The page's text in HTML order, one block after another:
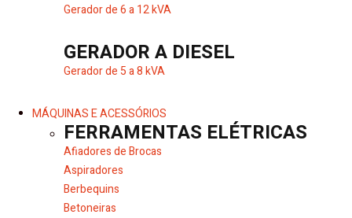
Gerador de 6 a 12 kVA
GERADOR A DIESEL
Gerador de 5 a 8 kVA
MÁQUINAS E ACESSÓRIOS
FERRAMENTAS ELÉTRICAS
Afiadores de Brocas
Aspiradores
Berbequins
Betoneiras